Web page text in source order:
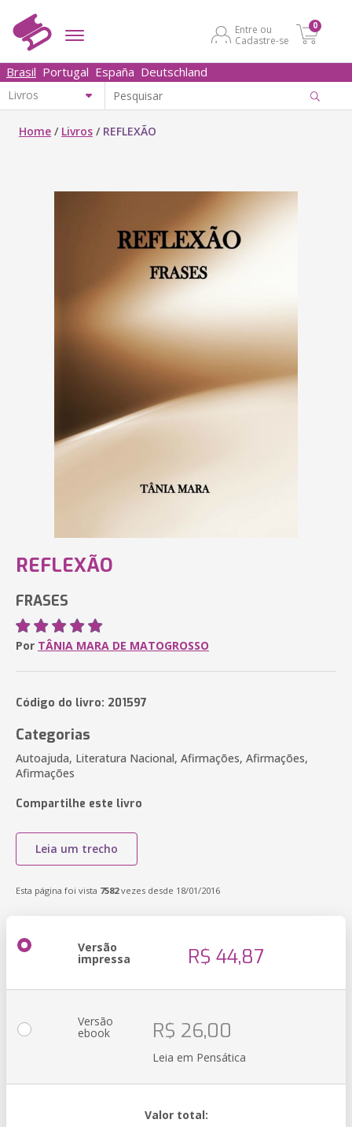
Entre ou
Cadastre-se
0
Brasil Portugal España Deutschland
Home / Livros / REFLEXÃO
REFLEXÃO
FRASES
Por TÂNIA MARA DE MATOGROSSO
Código do livro: 201597
Categorias
Autoajuda, Literatura Nacional, Afirmações, Afirmações,
Afirmações
Compartilhe este livro
Leia um trecho
Esta página foi vista 7582vezes desde 18/01/2016
Versão
impressa R$ 44,87
Versão
ebook R$ 26,00
Leia em Pensática
Valor total: